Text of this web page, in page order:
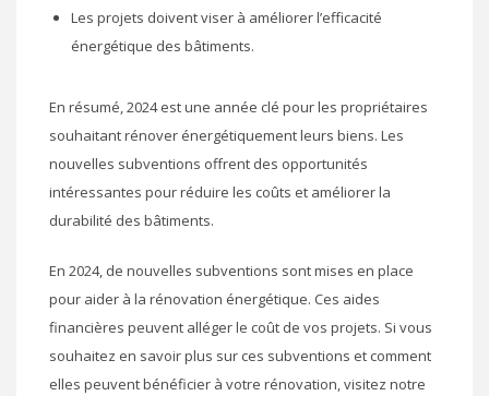
Les projets doivent viser à améliorer l’efficacité
énergétique des bâtiments.
En résumé, 2024 est une année clé pour les propriétaires
souhaitant rénover énergétiquement leurs biens. Les
nouvelles subventions offrent des opportunités
intéressantes pour réduire les coûts et améliorer la
durabilité des bâtiments.
En 2024, de nouvelles subventions sont mises en place
pour aider à la rénovation énergétique. Ces aides
financières peuvent alléger le coût de vos projets. Si vous
souhaitez en savoir plus sur ces subventions et comment
elles peuvent bénéficier à votre rénovation, visitez notre